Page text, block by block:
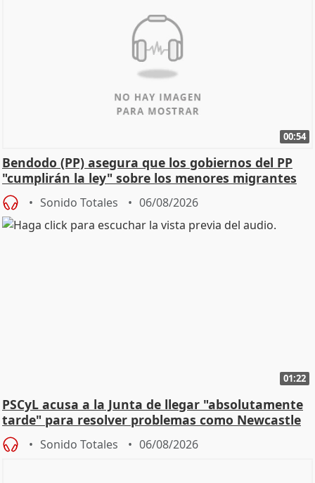
00:54
Bendodo (PP) asegura que los gobiernos del PP
"cumplirán la ley" sobre los menores migrantes
Sonido Totales 06/08/2026
01:22
PSCyL acusa a la Junta de llegar "absolutamente
tarde" para resolver problemas como Newcastle
Sonido Totales 06/08/2026